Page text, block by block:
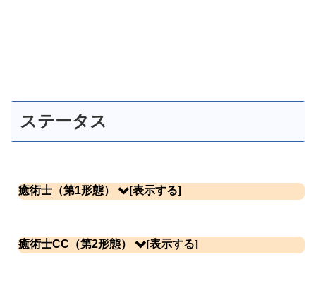
ステータス
癒術士（第1形態）
3060 17 4
癒術士CC（第2形態）